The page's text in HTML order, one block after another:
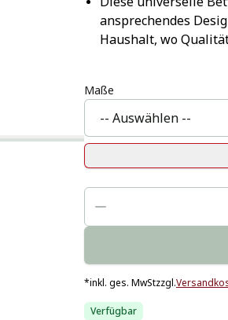
ansprechendes
Haushalt, wo
Maße
*inkl. ges. MwStzzgl.
Verfügbar